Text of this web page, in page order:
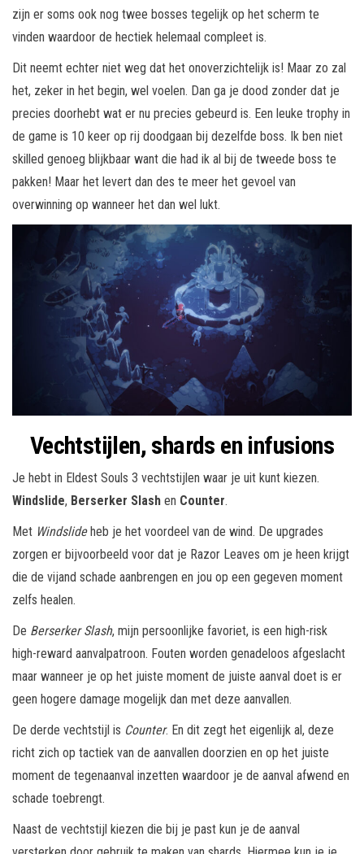
zijn er soms ook nog twee bosses tegelijk op het scherm te
vinden waardoor de hectiek helemaal compleet is.
Dit neemt echter niet weg dat het onoverzichtelijk is! Maar zo zal
het, zeker in het begin, wel voelen. Dan ga je dood zonder dat je
precies doorhebt wat er nu precies gebeurd is. Een leuke trophy in
de game is 10 keer op rij doodgaan bij dezelfde boss. Ik ben niet
skilled genoeg blijkbaar want die had ik al bij de tweede boss te
pakken! Maar het levert dan des te meer het gevoel van
overwinning op wanneer het dan wel lukt.
Vechtstijlen, shards en infusions
Je hebt in Eldest Souls 3 vechtstijlen waar je uit kunt kiezen.
Windslide, Berserker Slash en Counter.
Met Windslideheb je het voordeel van de wind. De upgrades
zorgen er bijvoorbeeld voor dat je Razor Leaves om je heen krijgt
die de vijand schade aanbrengen en jou op een gegeven moment
zelfs healen.
De Berserker Slash, mijn persoonlijke favoriet, is een high-risk
high-reward aanvalpatroon. Fouten worden genadeloos afgeslacht
maar wanneer je op het juiste moment de juiste aanval doet is er
geen hogere damage mogelijk dan met deze aanvallen.
De derde vechtstijl is Counter. En dit zegt het eigenlijk al, deze
richt zich op tactiek van de aanvallen doorzien en op het juiste
moment de tegenaanval inzetten waardoor je de aanval afwend en
schade toebrengt.
Naast de vechtstijl kiezen die bij je past kun je de aanval